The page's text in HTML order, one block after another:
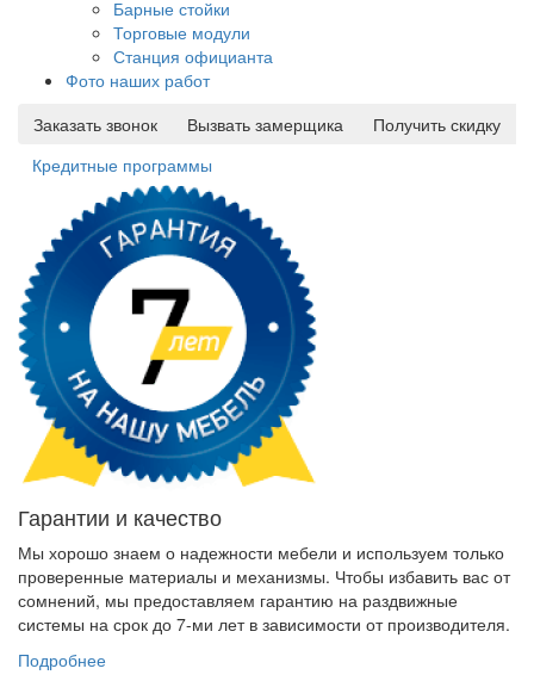
Барные стойки
Торговые модули
Станция официанта
Фото наших работ
Заказать звонок
Вызвать замерщика
Получить скидку
Кредитные программы
Гарантии и качество
Мы хорошо знаем о надежности мебели и используем только
проверенные материалы и механизмы. Чтобы избавить вас от
сомнений, мы предоставляем гарантию на раздвижные
системы на срок до 7-ми лет в зависимости от производителя.
Подробнее